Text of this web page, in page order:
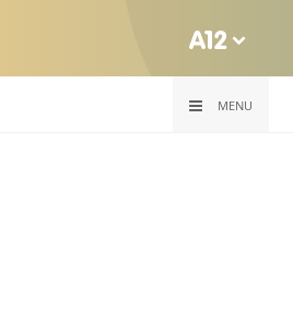
MENU